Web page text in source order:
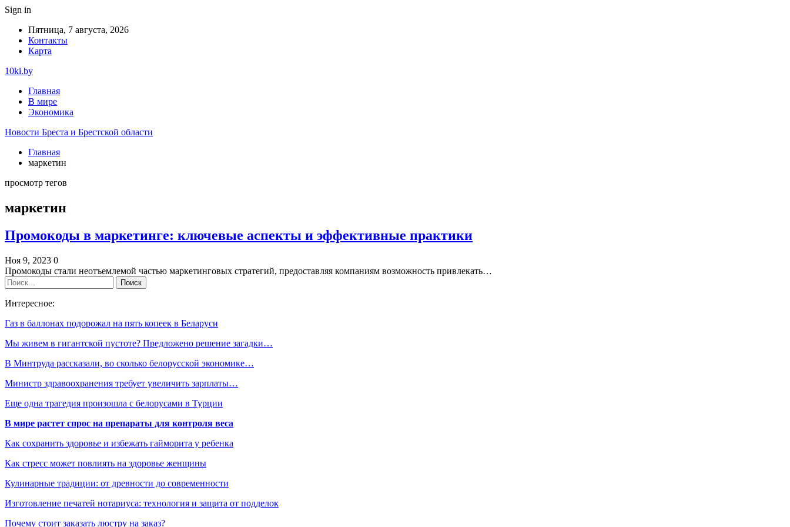
Sign in
Пятница, 7 августа, 2026
Контакты
Карта
10ki.by
Главная
В мире
Экономика
Новости Бреста и Брестской области
Главная
маркетин
просмотр тегов
маркетин
Промокоды в маркетинге: ключевые аспекты и эффективные практики
Ноя 9, 2023 0
Промокоды стали неотъемлемой частью маркетинговых стратегий, предоставляя компаниям возможность привлекать…
Интересное:
Газ в баллонах подорожал на пять копеек в Беларуси
Мы живем в гигантской пустоте? Предложено решение загадки…
В Минтруда рассказали, во сколько белорусской экономике…
Министр здравоохранения требует увеличить зарплаты…
Еще одна трагедия произошла с белорусами в Турции
В мире растет спрос на препараты для контроля веса
Как сохранить здоровье и избежать гайморита у ребенка
Как стресс может повлиять на здоровье женщины
Кулинарные традиции: от древности до современности
Изготовление печатей нотариуса: технология и защита от подделок
Почему стоит заказать люстру на заказ?